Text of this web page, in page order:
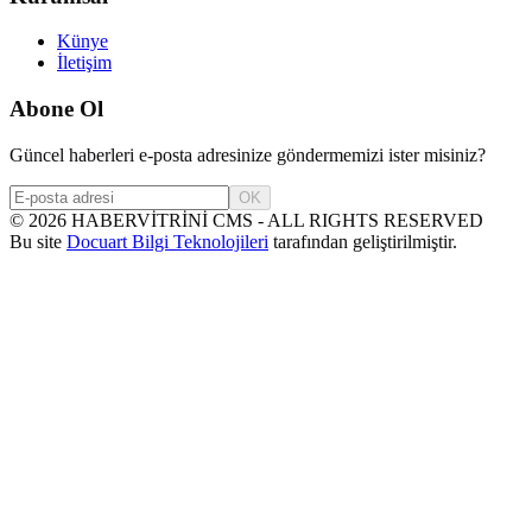
Künye
İletişim
Abone Ol
Güncel haberleri e-posta adresinize göndermemizi ister misiniz?
OK
© 2026 HABERVİTRİNİ CMS - ALL RIGHTS RESERVED
Bu site Docuart Bilgi Teknolojileri tarafından geliştirilmiştir.